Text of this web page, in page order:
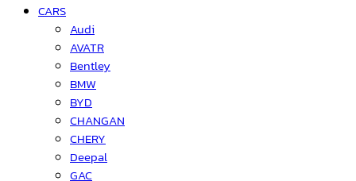
CARS
Audi
AVATR
Bentley
BMW
BYD
CHANGAN
CHERY
Deepal
GAC